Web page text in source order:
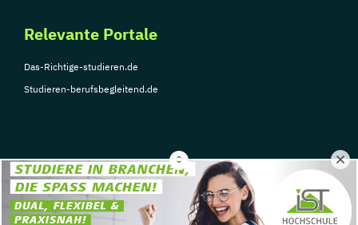
Relevante Portale
Das-Richtige-studieren.de
Studieren-berufsbegleitend.de
© Copyright 2026, TarGroup Media GmbH
Impressum
Über Datenschutzerklärung Nutzungsbedingungen